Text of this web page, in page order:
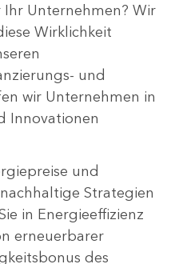
Ihr Unternehmen? Wir
Wirklichkeit
und
wir Unternehmen in
Innovationen
und
Strategien
in Energieeffizienz
erneuerbarer
des